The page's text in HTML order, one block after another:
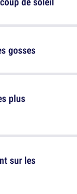
plus
gosses
sur les